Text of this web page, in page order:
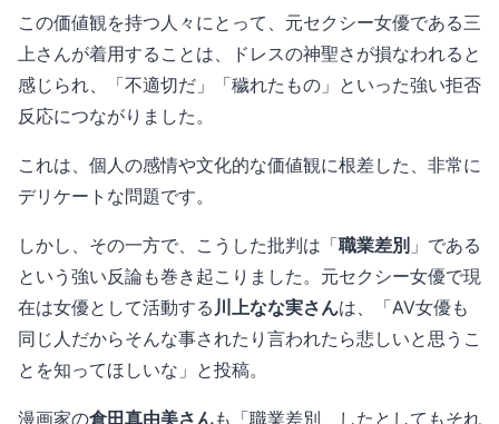
この価値観を持つ人々にとって、元セクシー女優である三
上さんが着用することは、ドレスの神聖さが損なわれると
感じられ、「不適切だ」「穢れたもの」といった強い拒否
反応につながりました。
これは、個人の感情や文化的な価値観に根差した、非常に
デリケートな問題です。
しかし、その一方で、こうした批判は「職業差別 」である
という強い反論も巻き起こりました。元セクシー女優で現
在は女優として活動する 川上なな実さんは、「AV女優も
同じ人だからそんな事されたり言われたら悲しいと思うこ
とを知ってほしいな」と投稿。
漫画家の倉田真由美さんも「職業差別、したとしてもそれ